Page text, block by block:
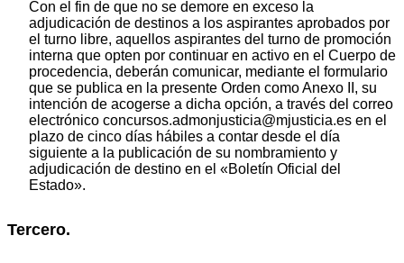
Con el fin de que no se demore en exceso la
adjudicación de destinos a los aspirantes aprobados por
el turno libre, aquellos aspirantes del turno de promoción
interna que opten por continuar en activo en el Cuerpo de
procedencia, deberán comunicar, mediante el formulario
que se publica en la presente Orden como Anexo II, su
intención de acogerse a dicha opción, a través del correo
electrónico concursos.admonjusticia@mjusticia.es en el
plazo de cinco días hábiles a contar desde el día
siguiente a la publicación de su nombramiento y
adjudicación de destino en el «Boletín Oficial del
Estado».
Tercero.